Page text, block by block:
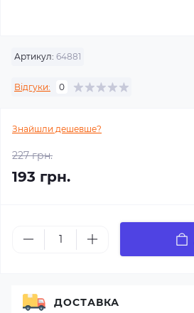
Артикул: 64881
Відгуки: 0
Знайшли дешевше?
227 грн.
193 грн.
ДОСТАВКА